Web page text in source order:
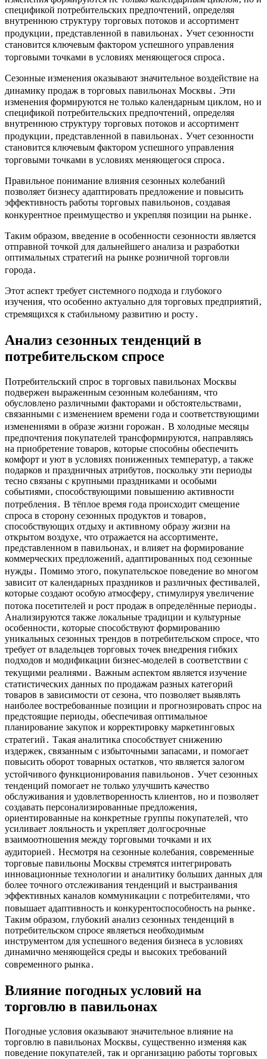
спецификой потребительских предпочтений‚ определяя
внутреннюю структуру торговых потоков и ассортимент
продукции‚ представленной в павильонах․ Учет сезонности
становится ключевым фактором успешного управления
торговыми точками в условиях меняющегося спроса․
Сезонные изменения оказывают значительное воздействие на
динамику продаж в торговых павильонах Москвы․ Эти
изменения формируются не только календарным циклом‚ но и
спецификой потребительских предпочтений‚ определяя
внутреннюю структуру торговых потоков и ассортимент
продукции‚ представленной в павильонах․ Учет сезонности
становится ключевым фактором успешного управления
торговыми точками в условиях меняющегося спроса․
Правильное понимание влияния сезонных колебаний
позволяет бизнесу адаптировать предложение и повысить
эффективность работы торговых павильонов‚ создавая
конкурентное преимущество и укрепляя позиции на рынке․
Таким образом‚ введение в особенности сезонности является
отправной точкой для дальнейшего анализа и разработки
оптимальных стратегий на рынке розничной торговли
города․
Этот аспект требует системного подхода и глубокого
изучения‚ что особенно актуально для торговых предприятий‚
стремящихся к стабильному развитию и росту․
Анализ сезонных тенденций в
потребительском спросе
Потребительский спрос в торговых павильонах Москвы
подвержен выраженным сезонным колебаниям‚ что
обусловлено различными факторами и обстоятельствами‚
связанными с изменением времени года и соответствующими
изменениями в образе жизни горожан․ В холодные месяцы
предпочтения покупателей трансформируются‚ направляясь
на приобретение товаров‚ которые способны обеспечить
комфорт и уют в условиях пониженных температур‚ а также
подарков и праздничных атрибутов‚ поскольку эти периоды
тесно связаны с крупными праздниками и особыми
событиями‚ способствующими повышению активности
потребления․ В тёплое время года происходит смещение
спроса в сторону сезонных продуктов и товаров‚
способствующих отдыху и активному образу жизни на
открытом воздухе‚ что отражается на ассортименте‚
представленном в павильонах‚ и влияет на формирование
коммерческих предложений‚ адаптированных под сезонные
нужды․ Помимо этого‚ покупательское поведение во многом
зависит от календарных праздников и различных фестивалей‚
которые создают особую атмосферу‚ стимулируя увеличение
потока посетителей и рост продаж в определённые периоды․
Анализируются также локальные традиции и культурные
особенности‚ которые способствуют формированию
уникальных сезонных трендов в потребительском спросе‚ что
требует от владельцев торговых точек внедрения гибких
подходов и модификации бизнес-моделей в соответствии с
текущими реалиями․ Важным аспектом является изучение
статистических данных по продажам разных категорий
товаров в зависимости от сезона‚ что позволяет выявлять
наиболее востребованные позиции и прогнозировать спрос на
предстоящие периоды‚ обеспечивая оптимальное
планирование закупок и корректировку маркетинговых
стратегий․ Такая аналитика способствует снижению
издержек‚ связанным с избыточными запасами‚ и помогает
повысить оборот товарных остатков‚ что является залогом
устойчивого функционирования павильонов․ Учет сезонных
тенденций помогает не только улучшить качество
обслуживания и удовлетворенность клиентов‚ но и позволяет
создавать персонализированные предложения‚
ориентированные на конкретные группы покупателей‚ что
усиливает лояльность и укрепляет долгосрочные
взаимоотношения между торговыми точками и их
аудиторией․ Несмотря на сезонные колебания‚ современные
торговые павильоны Москвы стремятся интегрировать
инновационные технологии и аналитику больших данных для
более точного отслеживания тенденций и выстраивания
эффективных каналов коммуникации с потребителями‚ что
повышает адаптивность и конкурентоспособность на рынке․
Таким образом‚ глубокий анализ сезонных тенденций в
потребительском спросе являеться необходимым
инструментом для успешного ведения бизнеса в условиях
динамично меняющейся среды и высоких требований
современного рынка․
Влияние погодных условий на
торговлю в павильонах
Погодные условия оказывают значительное влияние на
торговлю в павильонах Москвы‚ существенно изменяя как
поведение покупателей‚ так и организацию работы торговых